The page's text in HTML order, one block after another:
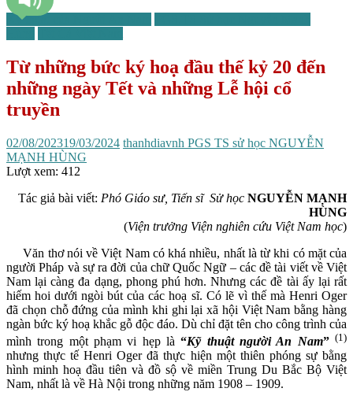
Kỹ thuật của Người An Nam
Từ những bức ký hoạ đầu thế kỷ 20 đến
những ngày Tết và những Lễ hội cổ
truyền
02/08/202319/03/2024 thanhdiavnh PGS TS sử học NGUYỄN
MẠNH HÙNG
Lượt xem: 412
Tác giả bài viết: Phó Giáo sư, Tiến sĩ Sử học NGUYỄN MẠNH
HÙNG
(Viện trưởng Viện nghiên cứu Việt Nam học)
Văn thơ nói về Việt Nam có khá nhiều, nhất là từ khi có mặt của
người Pháp và sự ra đời của chữ Quốc Ngữ – các đề tài viết về Việt
Nam lại càng đa dạng, phong phú hơn. Nhưng các đề tài ấy lại rất
hiếm hoi dưới ngòi bút của các hoạ sĩ. Có lẽ vì thế mà Henri Oger
đã chọn chỗ đứng của mình khi ghi lại xã hội Việt Nam bằng hàng
ngàn bức ký hoạ khắc gỗ độc đáo. Dù chỉ đặt tên cho công trình của
mình trong một phạm vi hẹp là“Kỹ thuật người An Nam”(1)
nhưng thực tế Henri Oger đã thực hiện một thiên phóng sự bằng
hình minh hoạ đầu tiên và đồ sộ về miền Trung Du Bắc Bộ Việt
Nam, nhất là về Hà Nội trong những năm 1908 – 1909.